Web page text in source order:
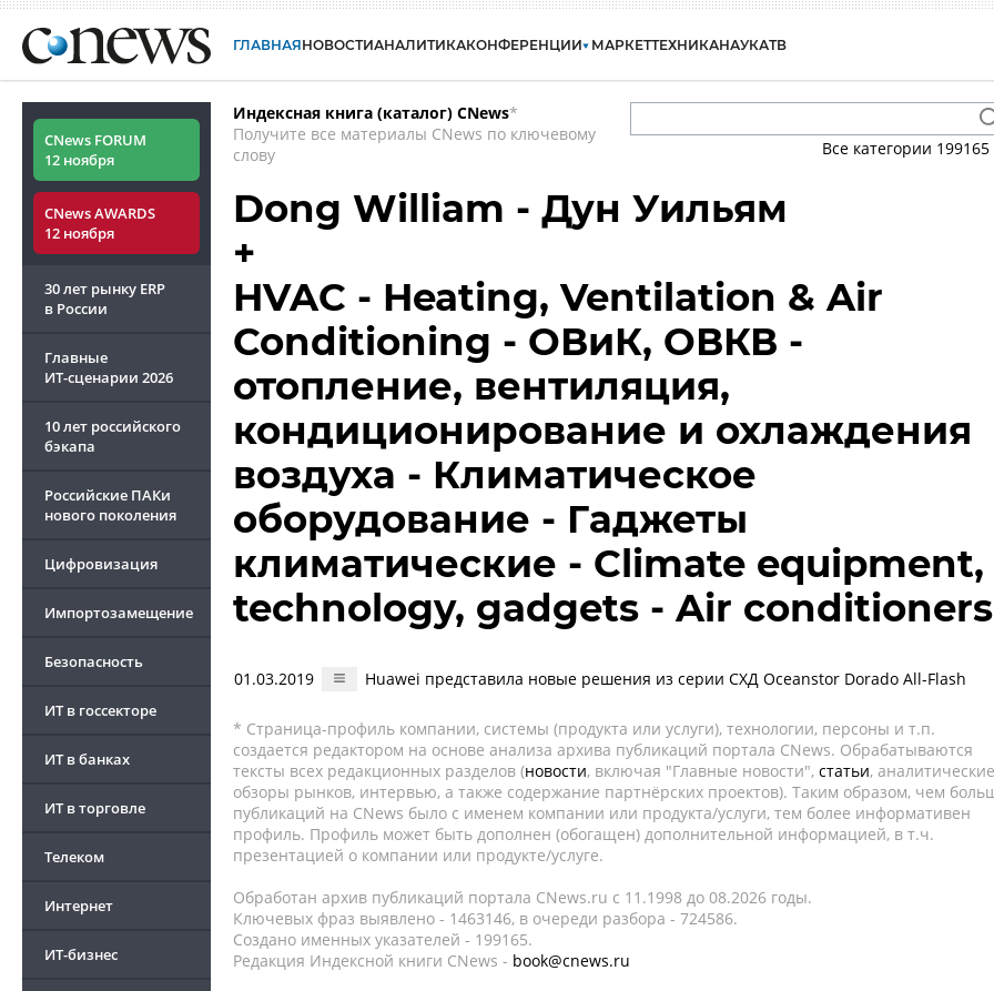
ГЛАВНАЯНОВОСТИАНАЛИТИКАКОНФЕРЕНЦИИ МАРКЕТТЕХНИКАНАУКАТВ
CNews FORUM
12 ноября
CNews AWARDS
12 ноября
30 лет рынку ERP
в России
Главные
ИТ-сценарии 2026
10 лет российского
бэкапа
Российские ПАКи
нового поколения
Цифровизация
Импортозамещение
Безопасность
ИТ в госсекторе
ИТ в банках
ИТ в торговле
Телеком
Интернет
ИТ-бизнес
Индексная книга (каталог) CNews*
Получите все материалы CNews по ключевому
слову
Все категории 199165
Dong William - Дун Уильям
+
HVAC - Heating, Ventilation & Air
Conditioning - ОВиК, ОВКВ -
отопление, вентиляция,
кондиционирование и охлаждения
воздуха - Климатическое
оборудование - Гаджеты
климатические - Climate equipment,
technology, gadgets - Air conditioners
01.03.2019 Huawei представила новые решения из серии СХД Oceanstor Dorado All-Flash
* Страница-профиль компании, системы (продукта или услуги), технологии, персоны и т.п.
создается редактором на основе анализа архива публикаций портала CNews. Обрабатываются
тексты всех редакционных разделов (новости, включая "Главные новости", статьи, аналитические
обзоры рынков, интервью, а также содержание партнёрских проектов). Таким образом, чем
публикаций на CNews было с именем компании или продукта/услуги, тем более информативен
профиль. Профиль может быть дополнен (обогащен) дополнительной информацией, в т.ч.
презентацией о компании или продукте/услуге.
Обработан архив публикаций портала CNews.ru c 11.1998 до 08.2026 годы.
Ключевых фраз выявлено - 1463146, в очереди разбора - 724586.
Создано именных указателей - 199165.
Редакция Индексной книги CNews - book@cnews.ru